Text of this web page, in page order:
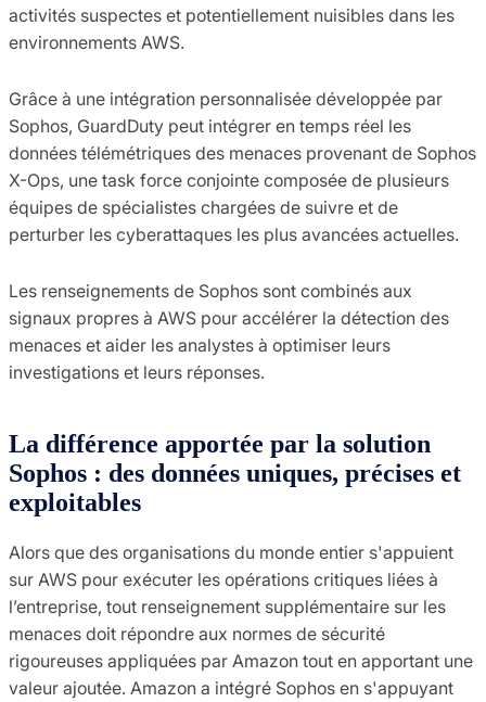
activités suspectes et potentiellement nuisibles dans les
environnements AWS.
Grâce à une intégration personnalisée développée par
Sophos, GuardDuty peut intégrer en temps réel les
données télémétriques des menaces provenant de Sophos
X-Ops, une task force conjointe composée de plusieurs
équipes de spécialistes chargées de suivre et de
perturber les cyberattaques les plus avancées actuelles.
Les renseignements de Sophos sont combinés aux
signaux propres à AWS pour accélérer la détection des
menaces et aider les analystes à optimiser leurs
investigations et leurs réponses.
La différence apportée par la solution
Sophos : des données uniques, précises et
exploitables
Alors que des organisations du monde entier s'appuient
sur AWS pour exécuter les opérations critiques liées à
l’entreprise, tout renseignement supplémentaire sur les
menaces doit répondre aux normes de sécurité
rigoureuses appliquées par Amazon tout en apportant une
valeur ajoutée. Amazon a intégré Sophos en s'appuyant